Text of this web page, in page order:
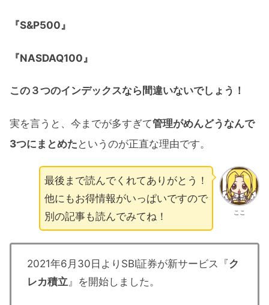
『S&P500』
『NASDAQ100』
この３つのインデックスなら間違いないでしょう！
実を言うと、今までが多すぎて管理がめんどうなんで
3つにまとめた というのが正直な理由です。
ここ
最後まで読んでくれてありがとう！
他にもお得情報がいっぱいですので
別の記事も読んでみてね！
2021年6月30日よりSBI証券が新サービス『ク
レカ積立』を開始しました。